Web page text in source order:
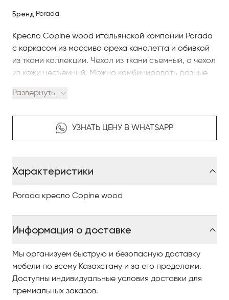
Бренд: Porada
Кресло Copine wood итальянской компании Porada
с каркасом из массива ореха каналетта и обивкой
из ткани коллекции. Чехол из ткани съемный, а чехол
из кожи несъемный. Можно комбинировать разные
конструкции. Внутренняя оболочка из фанеры
Набивка выполнена из ударопрочного полиуретана
различной плотности.
компании Porada, изучайте наш интернет-каталог,
качественными фото, сравнивайте понравившиеся
По вопросам приобретения элитной мебели в
Развернуть
УЗНАТЬ ЦЕНУ В WHATSAPP
Характеристики
Porada кресло Copine wood
Информация о доставке
Мы организуем быструю и безопасную доставку
мебели по всему Казахстану и за его пределами.
Доступны индивидуальные условия доставки для
премиальных заказов.